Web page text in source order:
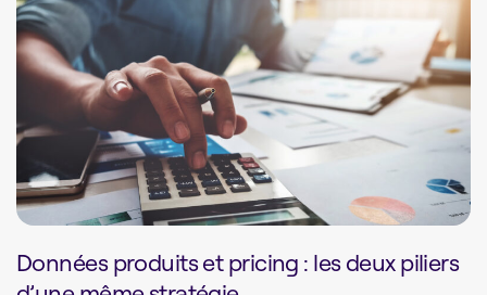
Données produits et pricing : les deux piliers